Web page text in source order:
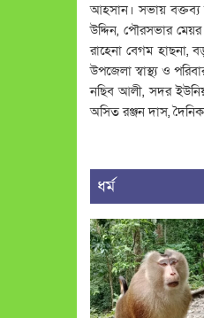
আহসান। সভায় বক্তব্য
উদ্দিন, পৌরসভার
রাহেনা বেগম হাছনা,
উপজেলা স্বাস্থ্য ও
নছিব আলী, সদর ইউনিয়
অসিত রঞ্জন দাস,
ধর্ম